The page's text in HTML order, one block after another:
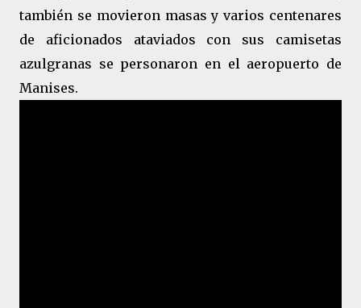
también se movieron masas y varios centenares
de aficionados ataviados con sus camisetas
azulgranas se personaron en el aeropuerto de
Manises.